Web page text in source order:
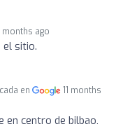
months ago
el sitio.
en
11 months
en centro de bilbao,